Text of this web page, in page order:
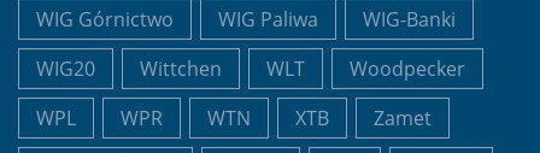
WIG Górnictwo
WIG Paliwa
WIG-Banki
WIG20
Wittchen WLT
Woodpecker
WPL
WPR WTN XTB
Zamet